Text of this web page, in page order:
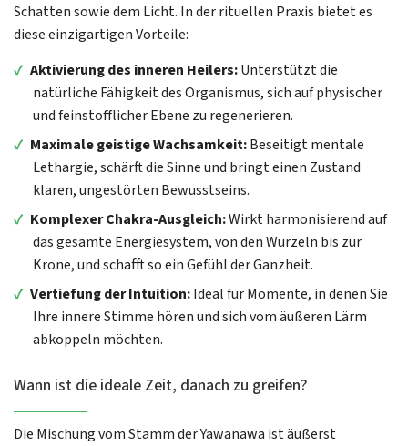
Schatten sowie dem Licht. In der rituellen Praxis bietet es
diese einzigartigen Vorteile:
✓ Aktivierung des inneren Heilers:Unterstützt die
natürliche Fähigkeit des Organismus, sich auf physischer
und feinstofflicher Ebene zu regenerieren.
✓ Maximale geistige Wachsamkeit:Beseitigt mentale
Lethargie, schärft die Sinne und bringt einen Zustand
klaren, ungestörten Bewusstseins.
✓ Komplexer Chakra-Ausgleich:Wirkt harmonisierend auf
das gesamte Energiesystem, von den Wurzeln bis zur
Krone, und schafft so ein Gefühl der Ganzheit.
✓ Vertiefung der Intuition:Ideal für Momente, in denen Sie
Ihre innere Stimme hören und sich vom äußeren Lärm
abkoppeln möchten.
Wann ist die ideale Zeit, danach zu greifen?
Die Mischung vom Stamm der Yawanawa ist äußerst